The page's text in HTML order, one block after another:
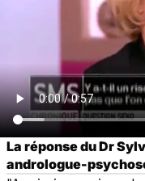
La réponse du Dr
andrologue-